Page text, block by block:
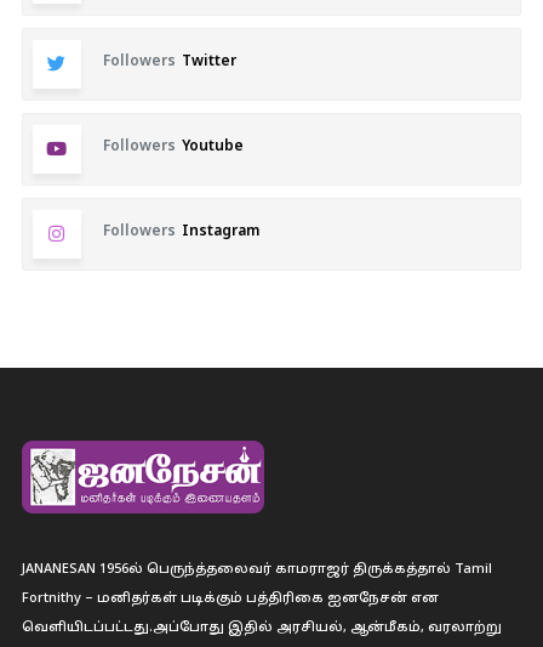
Followers Twitter
Followers Youtube
Followers Instagram
JANANESAN 1956ல் பெருந்த்தலைவர் காமராஜர் திருக்கத்தால் Tamil
Fortnithy – மனிதர்கள் படிக்கும் பத்திரிகை ஐனநேசன் என
வெளியிடப்பட்டது.அப்போது இதில் அரசியல், ஆன்மீகம், வரலாற்று